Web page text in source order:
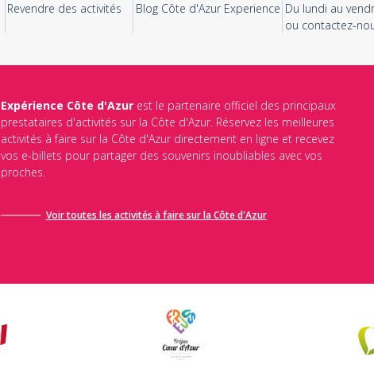
Revendre des activités
Blog Côte d'Azur Experience Du lundi au
ou contactez-
Expérience Côte d'Azurest le partenaire officiel des principaux
prestataires d'activités sur la Côte d'Azur. Réservez les meilleures
activités à faire sur la Côte d'Azur directement en ligne et recevez
vos e-billets pour partager des souvenirs inoubliables avec vos
proches.
Voir toutes les activités à faire sur la Côte d'Azur